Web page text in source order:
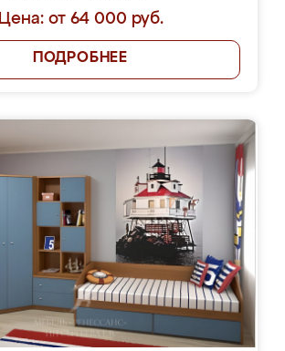
Цена: от 64 000 руб.
ПОДРОБНЕЕ